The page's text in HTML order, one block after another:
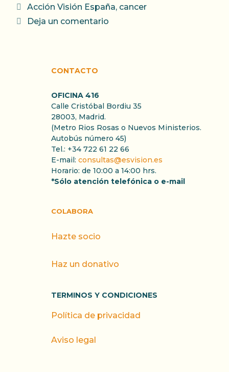
Etiquetas
Acción Visión España, cancer
Deja un comentario
CONTACTO
OFICINA 416
Calle Cristóbal Bordiu 35
28003, Madrid.
(Metro Rios Rosas o Nuevos Ministerios.
Autobús número 45)
Tel.: +34 722 61 22 66
E-mail: consultas@esvision.es
Horario: de 10:00 a 14:00 hrs.
*Sólo atención telefónica o e-mail
COLABORA
Hazte socio
Haz un donativo
TERMINOS Y CONDICIONES
Política de privacidad
Aviso legal